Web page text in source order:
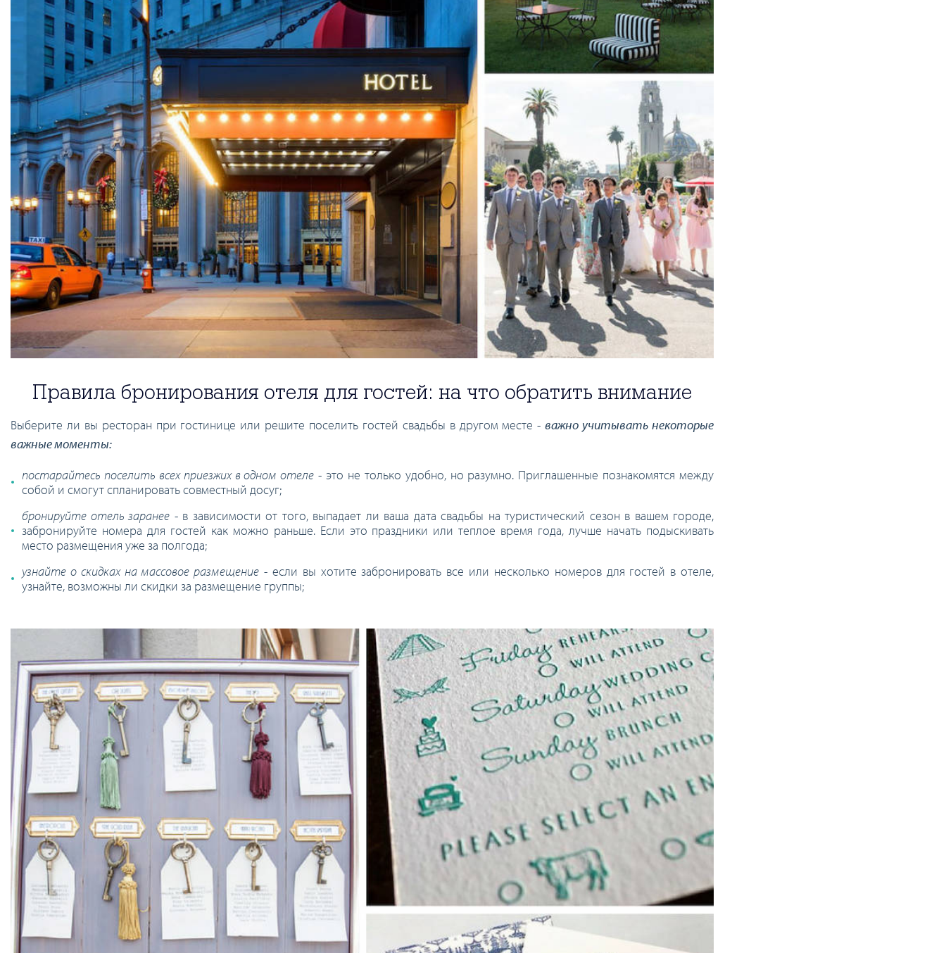
Правила бронирования отеля для гостей: на что обратить внимание
Выберите ли вы ресторан при гостинице или решите поселить гостей свадьбы в другом месте -важно учитывать некоторые
важные моменты:
постарайтесь поселить всех приезжих в одном отеле - это не только удобно, но разумно. Приглашенные познакомятся между
собой и смогут спланировать совместный досуг;
бронируйте отель заранее - в зависимости от того, выпадает ли ваша дата свадьбы на туристический сезон в вашем городе,
забронируйте номера для гостей как можно раньше. Если это праздники или теплое время года, лучше начать подыскивать
место размещения уже за полгода;
узнайте о скидках на массовое размещение - если вы хотите забронировать все или несколько номеров для гостей в отеле,
узнайте, возможны ли скидки за размещение группы;